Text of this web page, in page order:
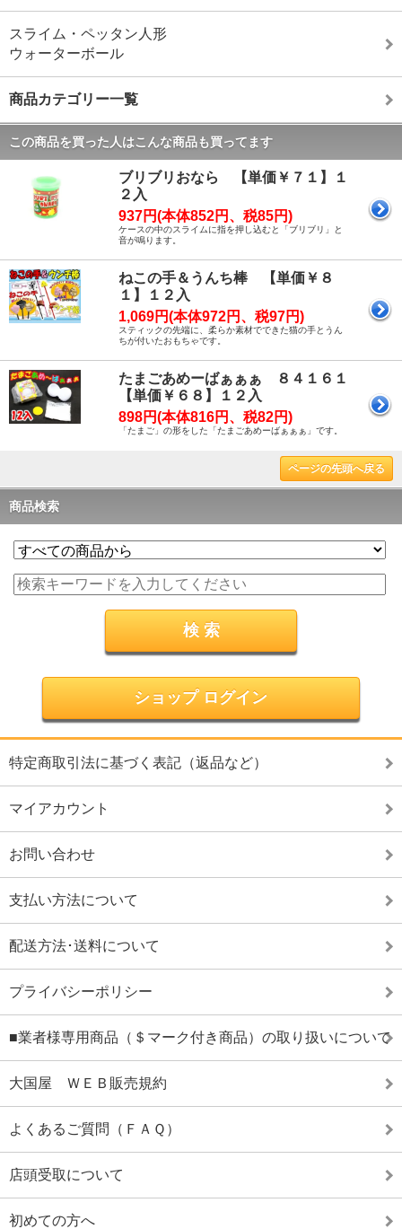
スライム・ペッタン人形
ウォーターボール
商品カテゴリー一覧
この商品を買った人はこんな商品も買ってます
ブリブリおなら 【単価￥７１】１
２入
937円(本体852円、税85円)
ケースの中のスライムに指を押し込むと「ブリブリ」と
音が鳴ります。
ねこの手＆うんち棒 【単価￥８
１】１２入
1,069円(本体972円、税97円)
スティックの先端に、柔らか素材でできた猫の手とうん
ちが付いたおもちゃです。
たまごあめーばぁぁぁ ８４１６１
【単価￥６８】１２入
898円(本体816円、税82円)
「たまご」の形をした「たまごあめーばぁぁぁ」です。
ページの先頭へ戻る
商品検索
ショップ ログイン
特定商取引法に基づく表記（返品など）
マイアカウント
お問い合わせ
支払い方法について
配送方法･送料について
プライバシーポリシー
■業者様専用商品（＄マーク付き商品）の取り扱いについて
大国屋 ＷＥＢ販売規約
よくあるご質問（ＦＡＱ）
店頭受取について
初めての方へ